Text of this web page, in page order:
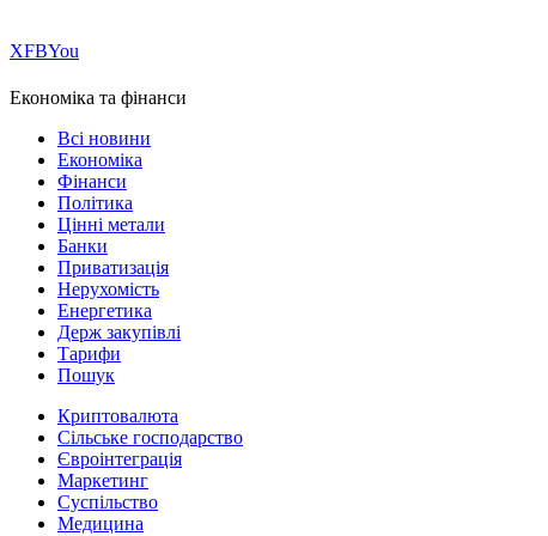
ХFBYou
Економіка та фінанси
Всі новини
Економіка
Фінанси
Політика
Цінні метали
Банки
Приватизація
Нерухомість
Енергетика
Держ закупівлі
Тарифи
Пошук
Криптовалюта
Сільське господарство
Євроінтеграція
Маркетинг
Суспільство
Медицина